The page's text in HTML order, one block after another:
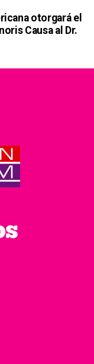
otorgará el
Causa al Dr.